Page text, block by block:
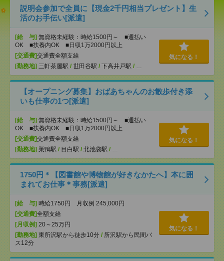
説明会参加で全員に【現金2千円相当プレゼント】生
活のお手伝い[派遣]
[給 与] 無資格未経験：時給1500円～ ■週払い
OK ■扶養内OK ■日収1万2000円以上
[交通費]交通費全額支給
[勤務地] 三軒茶屋駅 / 世田谷駅 / 下高井戸駅 / …
気になる！
【オープニング募集】おばあちゃんのお散歩付き添
いも仕事の1つ[派遣]
[給 与] 無資格未経験：時給1500円～ ■週払い
OK ■扶養内OK ■日収1万2000円以上
[交通費]交通費全額支給
[勤務地] 巣鴨駅 / 目白駅 / 北池袋駅 / …
気になる！
1750円＊【図書館や博物館が好きなかたへ】本に囲
まれてお仕事＊事務[派遣]
[給 与] 時給1750円 月収例 245,000円
[交通費]全額支給
[月収例] 20～25万円
[勤務地] 東所沢駅から徒歩10分 / 所沢駅から民間バ
ス12分
気になる！